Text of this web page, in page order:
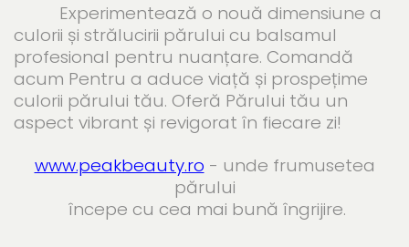
Experimentează o nouă dimensiune a
culorii și strălucirii părului cu balsamul
profesional pentru nuanțare. Comandă
acum Pentru a aduce viață și prospețime
culorii părului tău. Oferă Părului tău un
aspect vibrant și revigorat în fiecare zi!
www.peakbeauty.ro - unde frumusetea
părului
începe cu cea mai bună îngrijire.